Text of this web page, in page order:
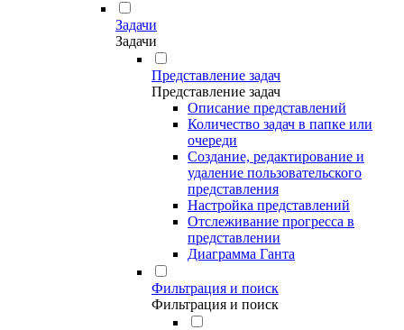
Задачи
Задачи
Представление задач
Представление задач
Описание представлений
Количество задач в папке или
очереди
Создание, редактирование и
удаление пользовательского
представления
Настройка представлений
Отслеживание прогресса в
представлении
Диаграмма Ганта
Фильтрация и поиск
Фильтрация и поиск